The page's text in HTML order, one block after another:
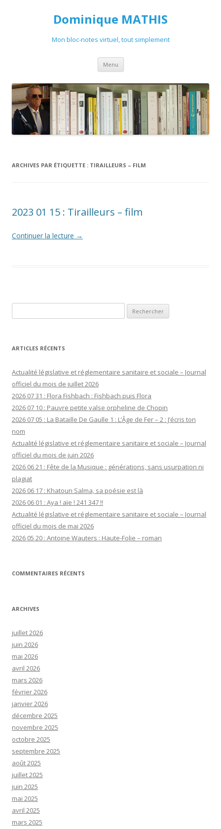
Dominique MATHIS
Mon bloc-notes virtuel, tout simplement
Menu Aller
contenu
ARCHIVES PAR ÉTIQUETTE : TIRAILLEURS – FILM
2023 01 15 : Tirailleurs – film
Continuer la lecture →
ARTICLES RÉCENTS
Actualité législative et réglementaire sanitaire et sociale – Journal
officiel du mois de juillet 2026
2026 07 31 : Flora Fishbach : Fishbach puis Flora
2026 07 10 : Pauvre petite valse orpheline de Chopin
2026 07 05 : La Bataille De Gaulle 1 : L’Âge de Fer – 2 : J’écris ton
nom
Actualité législative et réglementaire sanitaire et sociale – Journal
officiel du mois de juin 2026
2026 06 21 : Fête de la Musique : générations, sans usurpation ni
plagiat
2026 06 17 : Khatoun Salma, sa poésie est là
2026 06 01 : Aya ! aïe ! 241 347 !!
Actualité législative et réglementaire sanitaire et sociale – Journal
officiel du mois de mai 2026
2026 05 20 : Antoine Wauters : Haute-Folie – roman
COMMENTAIRES RÉCENTS
ARCHIVES
juillet 2026
juin 2026
mai 2026
avril 2026
mars 2026
février 2026
janvier 2026
décembre 2025
novembre 2025
octobre 2025
septembre 2025
août 2025
juillet 2025
juin 2025
mai 2025
avril 2025
mars 2025